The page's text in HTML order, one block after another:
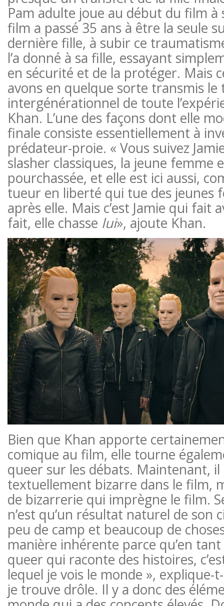
Pam adulte joue au début du film à
film a passé 35 ans à être la seule
dernière fille, à subir ce
l’a donné à sa fille, essayant
en sécurité et de la protéger. Mais
avons en quelque sorte transmis
intergénérationnel de toute
Khan. L’une des façons dont elle
finale consiste essentiellement à
prédateur-proie. « Vous suivez
slasher classiques, la jeune femme
pourchassée, et elle est ici aussi,
tueur en liberté qui tue des jeunes
après elle. Mais c’est Jamie qui fait
fait, elle chasse lui», ajoute Khan.
Bien que Khan apporte
comique au film, elle tourne
queer sur les débats. Maintenant, il
textuellement bizarre dans le film,
de bizarrerie qui imprègne le film.
n’est qu’un résultat naturel de son
peu de camp et beaucoup de
manière inhérente parce qu’en
queer qui raconte des histoires,
lequel je vois le monde », explique-t-
je trouve drôle. Il y a donc des